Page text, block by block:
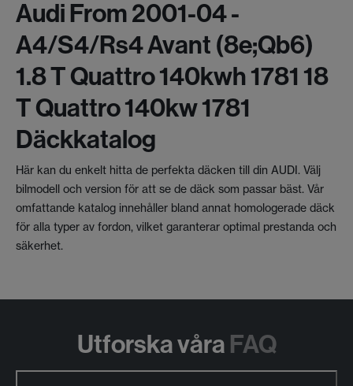
Audi From 2001-04 -
A4/s4/rs4 Avant (8e;qb6)
1.8 T Quattro 140kwh 1781 18
T Quattro 140kw 1781
Däckkatalog
Här kan du enkelt hitta de perfekta däcken till din AUDI. Välj
bilmodell och version för att se de däck som passar bäst. Vår
omfattande katalog innehåller bland annat homologerade däck
för alla typer av fordon, vilket garanterar optimal prestanda och
säkerhet.
Utforska våra FAQ